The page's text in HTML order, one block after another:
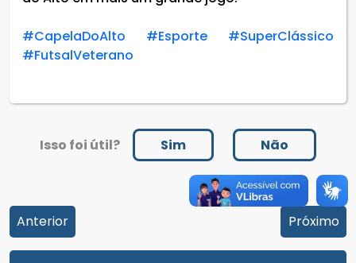
#CapelaDoAlto #Esporte
#SuperClássico
#FutsalVeterano
Isso foi útil? Sim Não
Anterior Próximo